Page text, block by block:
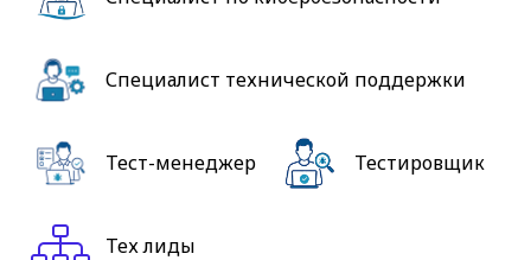
Специалист технической поддержки
Тест-менеджер Тестировщик
Тех лиды